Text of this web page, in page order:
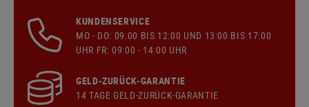
KUNDENSERVICE
MO - DO: 09:00 BIS 12:00 UND 13:00 BIS 17:00
UHR FR: 09:00 - 14:00 UHR
GELD-ZURÜCK-GARANTIE
14 TAGE GELD-ZURÜCK-GARANTIE